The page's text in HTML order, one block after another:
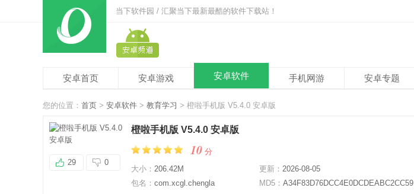
当下软件园 / 汇聚当下最新最酷的软件下载站！
安卓首页 安卓游戏 安卓软件 手机网游 安卓专题
您的位置： 首页 > 安卓软件 > 教育学习 > 橙啦手机版 V5.4.0 安卓版
29 0
橙啦手机版 V5.4.0 安卓版
10 分
大小： 206.42M 更新： 2026-08-05
包名： com.xcgl.chengla MD5： A34F83D76DCC4E0DCDEABC2CC59B2B5F